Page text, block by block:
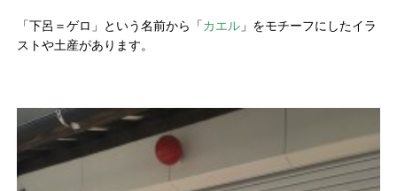
「下呂＝ゲロ」という名前から「カエル 」をモチーフにしたイラ
ストや土産があります。